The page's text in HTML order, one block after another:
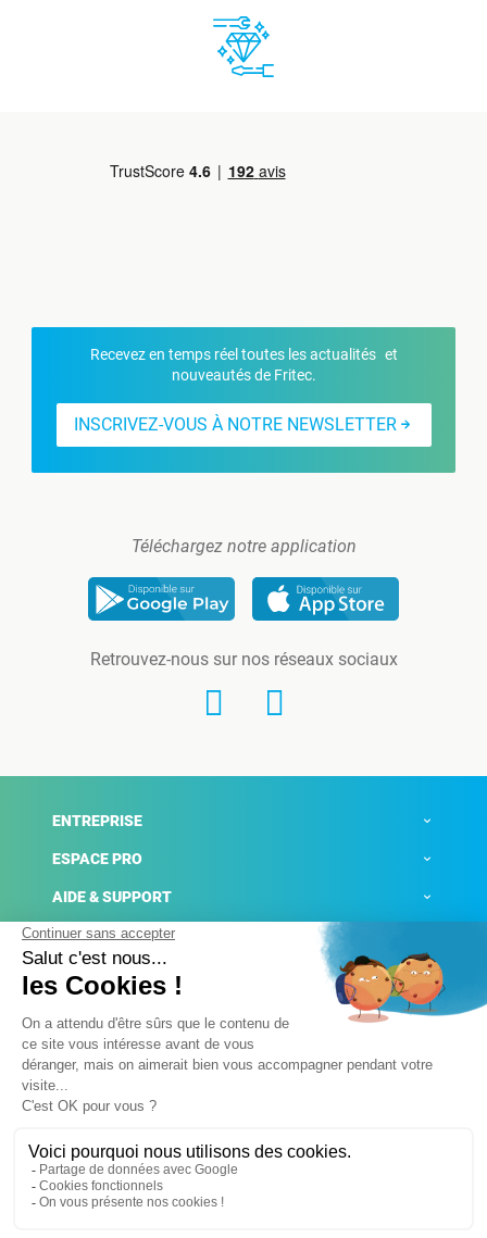
Recevez en temps réel toutes les actualités et
nouveautés de Fritec.
INSCRIVEZ-VOUS À NOTRE NEWSLETTER
Téléchargez notre application
Retrouvez-nous sur nos réseaux sociaux
ENTREPRISE
ESPACE PRO
AIDE & SUPPORT
ACTUALITÉS
Mentions légales
Conditions générales de ventes
Plateforme de signalement